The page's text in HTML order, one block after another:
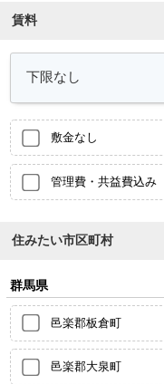
賃料
敷金なし
管理費・共益費込み
住みたい市区町村
群馬県
邑楽郡板倉町
邑楽郡大泉町